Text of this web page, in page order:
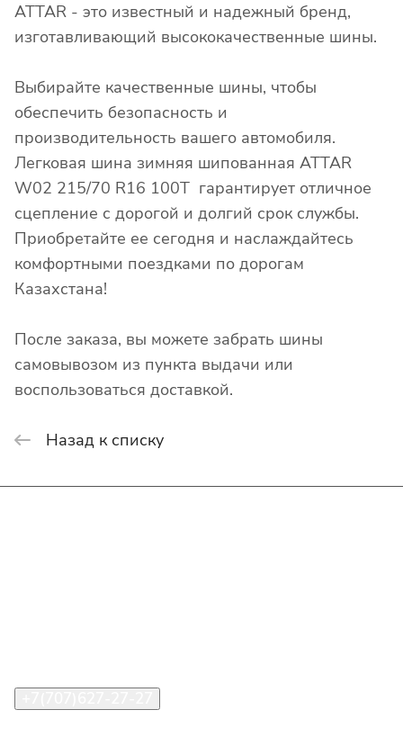
ATTAR - это известный и надежный бренд,
изготавливающий высококачественные шины.
Выбирайте качественные шины, чтобы
обеспечить безопасность и
производительность вашего автомобиля.
Легковая шина зимняя шипованная ATTAR
W02 215/70 R16 100T гарантирует отличное
сцепление с дорогой и долгий срок службы.
Приобретайте ее сегодня и наслаждайтесь
комфортными поездками по дорогам
Казахстана!
После заказа, вы можете забрать шины
самовывозом из пункта выдачи или
воспользоваться доставкой.
Назад к списку